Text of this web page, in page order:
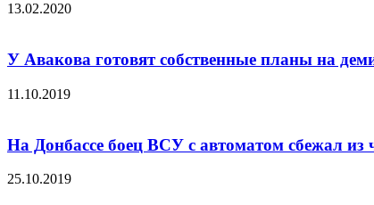
13.02.2020
У Авакова готовят собственные планы на
11.10.2019
На Донбассе боец ВСУ с автоматом сбежал из
25.10.2019